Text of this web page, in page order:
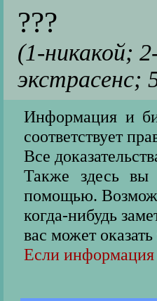
???
(1-никакой;
экстрасенс;
Информация и
соответствует
Все
Также здесь вы
помощью.
когда-нибудь
вас может оказать
Если